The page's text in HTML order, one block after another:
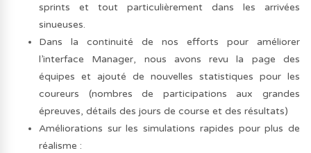
sprints et tout particulièrement dans les arrivées
sinueuses.
Dans la continuité de nos efforts pour améliorer
l’interface Manager, nous avons revu la page des
équipes et ajouté de nouvelles statistiques pour les
coureurs (nombres de participations aux grandes
épreuves, détails des jours de course et des résultats)
Améliorations sur les simulations rapides pour plus de
réalisme :